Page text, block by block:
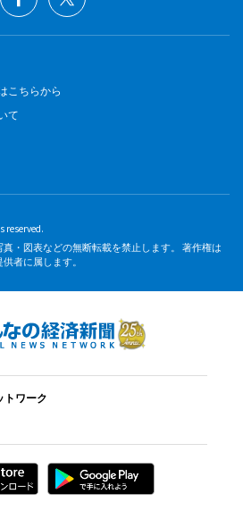
こちらから
て
reserved.
・図表などの無断転載を禁止します。 著作権は
者に属します。
トワーク